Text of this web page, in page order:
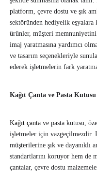
platform, çevre dostu ve şık
sektöründen hediyelik eşyalara
ürünler, müşteri
imaj yaratmasına yardımcı
ve tasarım seçenekleriyle
ederek işletmelerin fark
Kağıt Çanta ve Pasta
Kağıt çanta ve pasta kutusu,
işletmeler için vazgeçilmezdir.
müşterilerine şık ve dayanıklı
standartlarını koruyor hem de
çantalar, çevre dostu